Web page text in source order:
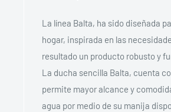
La línea Balta, ha sido diseñada
hogar, inspirada en las
resultado un producto robusto y
La ducha sencilla Balta, cuenta
permite mayor alcance y
agua por medio de su manija